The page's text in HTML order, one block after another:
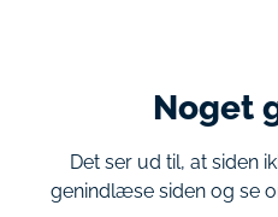
Noget
Det ser ud til, at siden
genindlæse siden og se